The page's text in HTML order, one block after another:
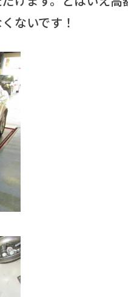
ないです！